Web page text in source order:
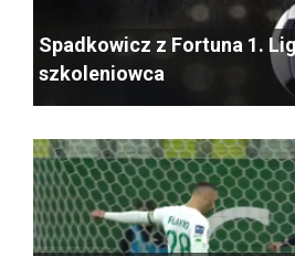
Spadkowicz z Fortuna 1.
szkoleniowca